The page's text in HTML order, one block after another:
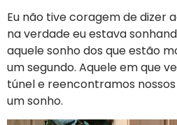
Eu não tive coragem de dizer
na verdade eu estava
aquele sonho dos que estão
um segundo. Aquele em que
túnel e reencontramos nossos
um sonho.